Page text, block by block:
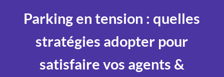
Parking en tension : quelles
stratégies adopter pour
satisfaire vos agents &